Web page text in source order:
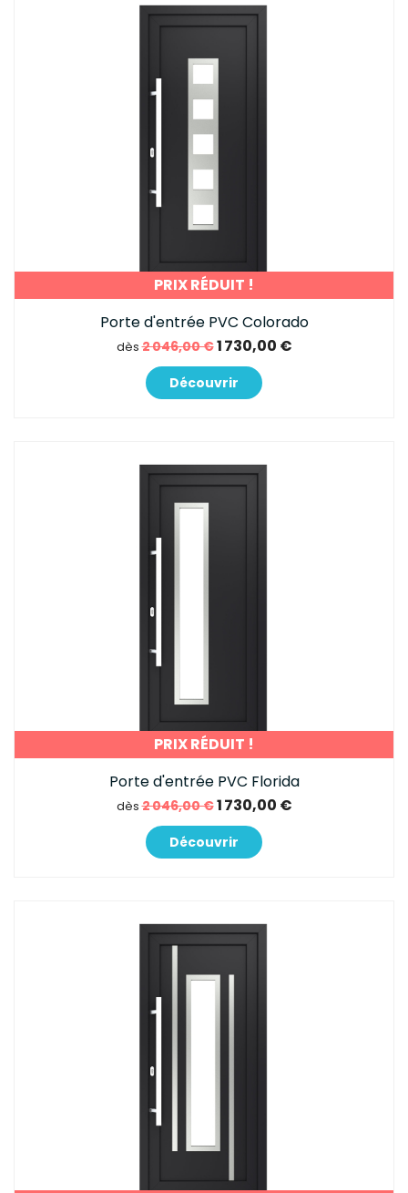
PRIX RÉDUIT !
Porte d'entrée PVC Colorado
dès2 046,00 €1 730,00 €
Découvrir
PRIX RÉDUIT !
Porte d'entrée PVC Florida
dès2 046,00 €1 730,00 €
Découvrir